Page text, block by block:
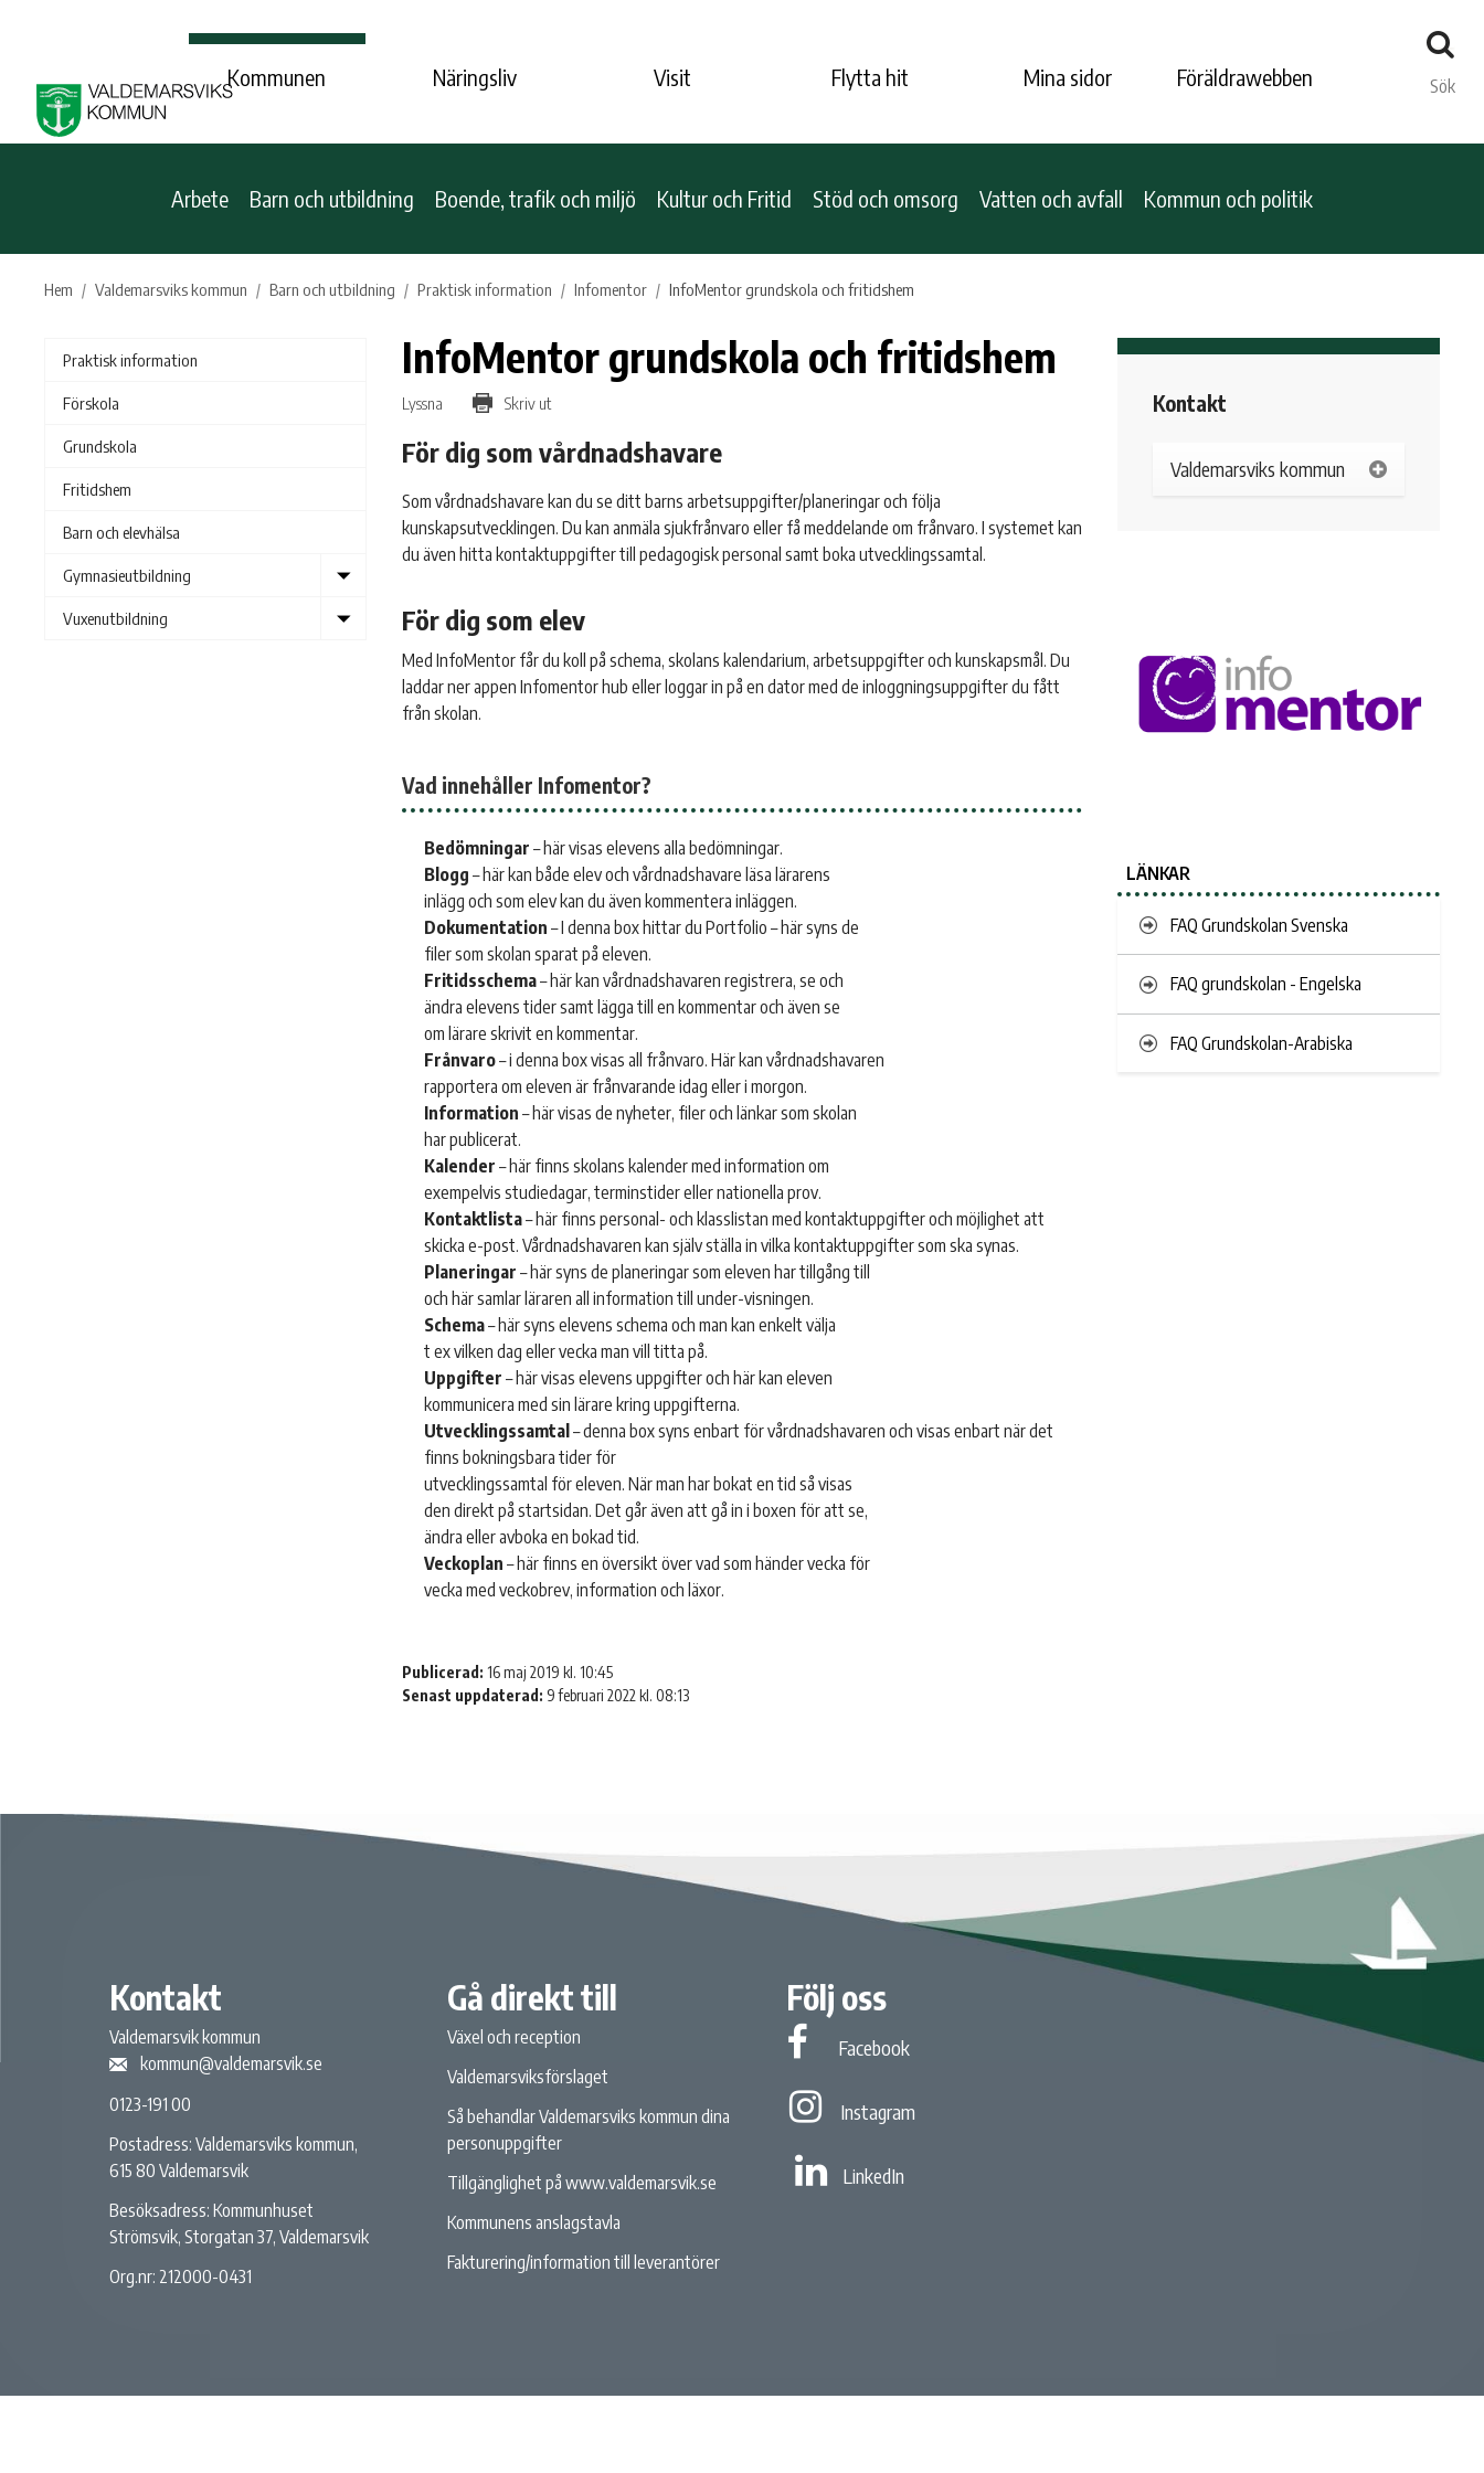
Sök
Kommunen Näringsliv Visit Flytta hit Mina sidor Föräldrawebben
Arbete Barn och utbildning Boende, trafik och miljö Kultur och Fritid Stöd och omsorg Vatten och avfall Kommun och politik
Hem Valdemarsviks kommun Barn och utbildning Praktisk information Infomentor InfoMentor grundskola och fritidshem
Praktisk information
Förskola
Grundskola
Fritidshem
Barn och elevhälsa
Gymnasieutbildning
Show
Vuxenutbildning
Show
submenu
InfoMentor grundskola och fritidshem
Lyssna Skriv ut
För dig som vårdnadshavare
Som vårdnadshavare kan du se ditt barns arbetsuppgifter/planeringar och följa
kunskapsutvecklingen. Du kan anmäla sjukfrånvaro eller få meddelande om frånvaro. I systemet kan
du även hitta kontaktuppgifter till pedagogisk personal samt boka utvecklingssamtal.
För dig som elev
Med InfoMentor får du koll på schema, skolans kalendarium, arbetsuppgifter och kunskapsmål. Du
laddar ner appen Infomentor hub eller loggar in på en dator med de inloggningsuppgifter du fått
från skolan.
Vad innehåller Infomentor?
Bedömningar – här visas elevens alla bedömningar.
Blogg – här kan både elev och vårdnadshavare läsa lärarens
inlägg och som elev kan du även kommentera inläggen.
Dokumentation – I denna box hittar du Portfolio – här syns de
filer som skolan sparat på eleven.
Fritidsschema– här kan vårdnadshavaren registrera, se och
ändra elevens tider samt lägga till en kommentar och även se
om lärare skrivit en kommentar.
Frånvaro– i denna box visas all frånvaro. Här kan vårdnadshavaren
rapportera om eleven är frånvarande idag eller i morgon.
Information – här visas de nyheter, filer och länkar som skolan
har publicerat.
Kalender – här finns skolans kalender med information om
exempelvis studiedagar, terminstider eller nationella prov.
Kontaktlista– här finns personal- och klasslistan med kontaktuppgifter och möjlighet att
skicka e-post. Vårdnadshavaren kan själv ställa in vilka kontaktuppgifter som ska synas.
Planeringar – här syns de planeringar som eleven har tillgång till
och här samlar läraren all information till under-visningen.
Schema– här syns elevens schema och man kan enkelt välja
t ex vilken dag eller vecka man vill titta på.
Uppgifter – här visas elevens uppgifter och här kan eleven
kommunicera med sin lärare kring uppgifterna.
Utvecklingssamtal – denna box syns enbart för vårdnadshavaren och visas enbart när det
finns bokningsbara tider för
utvecklingssamtal för eleven. När man har bokat en tid så visas
den direkt på startsidan. Det går även att gå in i boxen för att se,
ändra eller avboka en bokad tid.
Veckoplan – här finns en översikt över vad som händer vecka för
vecka med veckobrev, information och läxor.
Publicerad: 16 maj 2019 kl. 10:45
Senast uppdaterad: 9 februari 2022 kl. 08:13
Kontakt
Valdemarsviks kommun
LÄNKAR
FAQ Grundskolan Svenska
FAQ grundskolan - Engelska
FAQ Grundskolan-Arabiska
Kontakt
Valdemarsvik kommun
kommun@valdemarsvik.se
0123-191 00
Postadress: Valdemarsviks kommun,
615 80 Valdemarsvik
Besöksadress: Kommunhuset
Strömsvik, Storgatan 37, Valdemarsvik
Org.nr: 212000-0431
Gå direkt till
Växel och reception
Valdemarsviksförslaget
Så behandlar Valdemarsviks kommun dina
personuppgifter
Tillgänglighet på www.valdemarsvik.se
Kommunens anslagstavla
Fakturering/information till leverantörer
Följ oss
Facebook
Facebook
Instagram
Instagram
LinkedIn
Linked In